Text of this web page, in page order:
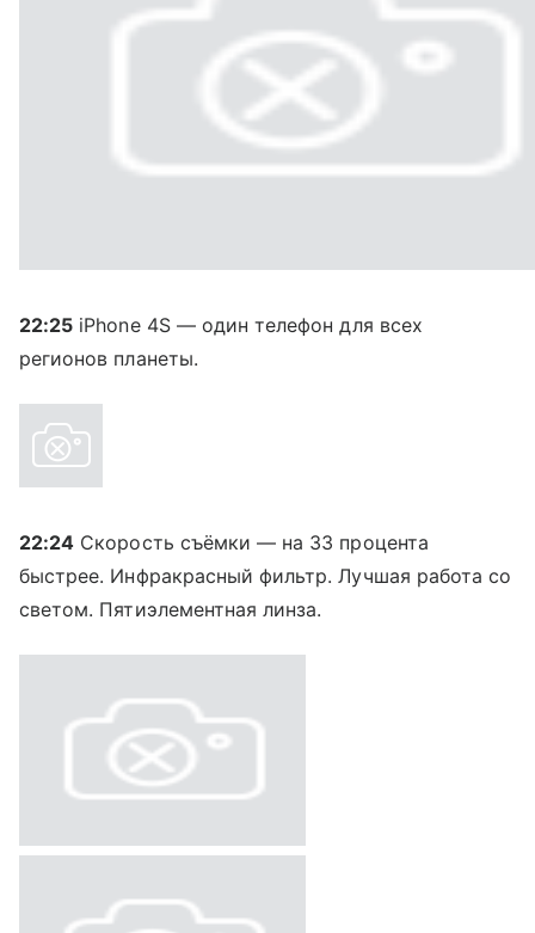
22:25 iPhone 4S — один телефон для всех
регионов планеты.
22:24 Скорость съёмки — на 33 процента
быстрее. Инфракрасный фильтр. Лучшая работа со
светом. Пятиэлементная линза.